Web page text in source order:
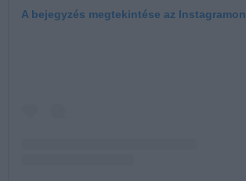
A bejegyzés megtekintése az Instagramon